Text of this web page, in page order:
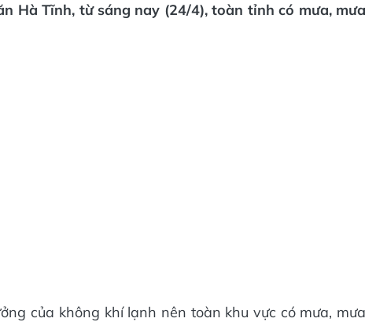
Hà Tĩnh, từ sáng nay (24/4), toàn tỉnh có mưa, mưa
của không khí lạnh nên toàn khu vực có mưa, mưa